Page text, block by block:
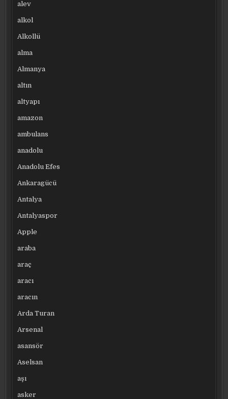
alev
alkol
Alkollü
alma
Almanya
altın
altyapı
amazon
ambulans
anadolu
Anadolu Efes
Ankaragücü
Antalya
Antalyaspor
Apple
araba
araç
aracı
aracın
Arda Turan
Arsenal
asansör
Aselsan
aşı
asker